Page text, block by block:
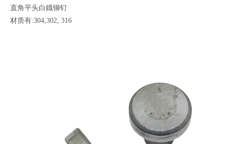
直角平头白鐡铆钉
材质有:304,302, 316